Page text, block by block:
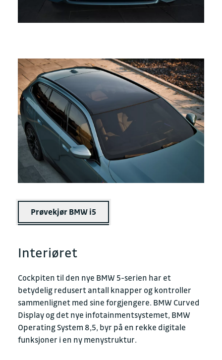
Prøvekjør BMW i5
Interiøret
Cockpiten til den nye BMW 5-serien har et
betydelig redusert antall knapper og kontroller
sammenlignet med sine forgjengere. BMW Curved
Display og det nye infotainmentsystemet, BMW
Operating System 8,5, byr på en rekke digitale
funksjoner i en ny menystruktur.